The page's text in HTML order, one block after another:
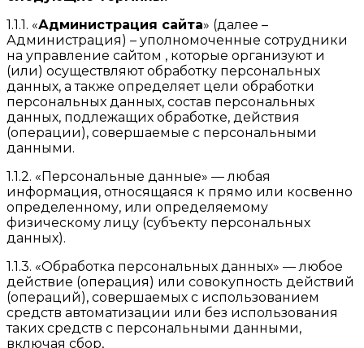
1.1.1. «Администрация сайта» (далее –
Администрация) – уполномоченные сотрудники
на управление сайтом , которые организуют и
(или) осуществляют обработку персональных
данных, а также определяет цели обработки
персональных данных, состав персональных
данных, подлежащих обработке, действия
(операции), совершаемые с персональными
данными.
1.1.2. «Персональные данные» — любая
информация, относящаяся к прямо или косвенно
определенному, или определяемому
физическому лицу (субъекту персональных
данных).
1.1.3. «Обработка персональных данных» — любое
действие (операция) или совокупность действий
(операций), совершаемых с использованием
средств автоматизации или без использования
таких средств с персональными данными,
включая сбор,